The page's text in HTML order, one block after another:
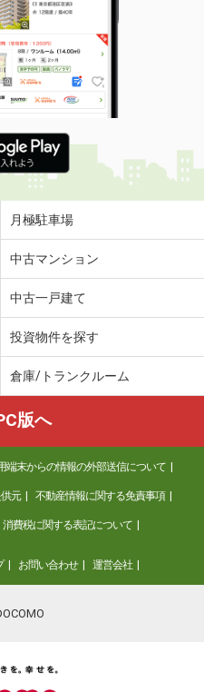
月極駐車場
中古マンション
中古一戸建て
投資物件を探す
倉庫/トランクルーム
版へ
端末からの情報の外部送信について
元 不動産情報に関する免責事項
消費税に関する表記について
お問い合わせ 運営会社